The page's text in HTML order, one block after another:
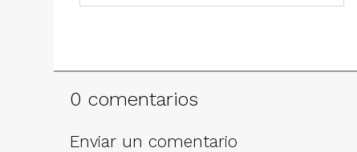
0 comentarios
Enviar un comentario